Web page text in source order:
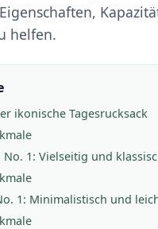
helfen.
ikonische Tagesrucksack
No. 1: Vielseitig und
1: Minimalistisch und